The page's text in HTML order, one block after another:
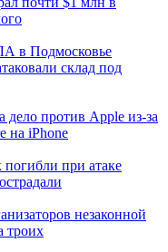
в Подмосковье
склад под
дело против Apple из-за
на iPhone
при атаке
незаконной
троих